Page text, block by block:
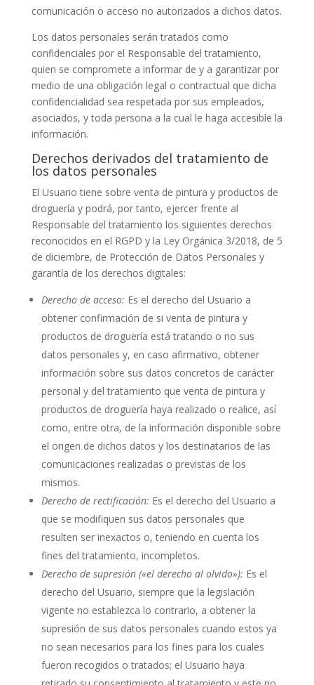
comunicación o acceso no autorizados a dichos datos.
Los datos personales serán tratados como
confidenciales por el Responsable del tratamiento,
quien se compromete a informar de y a garantizar por
medio de una obligación legal o contractual que dicha
confidencialidad sea respetada por sus empleados,
asociados, y toda persona a la cual le haga accesible la
información.
Derechos derivados del tratamiento de
los datos personales
El Usuario tiene sobre venta de pintura y productos de
droguería y podrá, por tanto, ejercer frente al
Responsable del tratamiento los siguientes derechos
reconocidos en el RGPD y la Ley Orgánica 3/2018, de 5
de diciembre, de Protección de Datos Personales y
garantía de los derechos digitales:
Derecho de acceso: Es el derecho del Usuario a
obtener confirmación de si venta de pintura y
productos de droguería está tratando o no sus
datos personales y, en caso afirmativo, obtener
información sobre sus datos concretos de carácter
personal y del tratamiento que venta de pintura y
productos de droguería haya realizado o realice, así
como, entre otra, de la información disponible sobre
el origen de dichos datos y los destinatarios de las
comunicaciones realizadas o previstas de los
mismos.
Derecho de rectificación: Es el derecho del Usuario a
que se modifiquen sus datos personales que
resulten ser inexactos o, teniendo en cuenta los
fines del tratamiento, incompletos.
Derecho de supresión («el derecho al olvido»): Es el
derecho del Usuario, siempre que la legislación
vigente no establezca lo contrario, a obtener la
supresión de sus datos personales cuando estos ya
no sean necesarios para los fines para los cuales
fueron recogidos o tratados; el Usuario haya